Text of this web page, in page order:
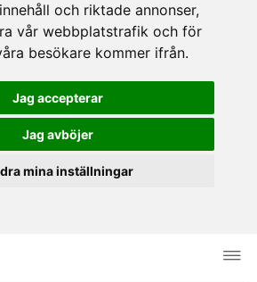
och riktade annonser,
vår webbplatstrafik och för
besökare kommer ifrån.
Jag accepterar
Jag avböjer
mina inställningar